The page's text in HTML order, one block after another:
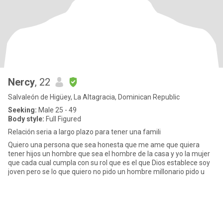
Nercy, 22
Salvaleón de Higüey, La Altagracia, Dominican Republic
Seeking: Male 25 - 49
Body style: Full Figured
Relación seria a largo plazo para tener una famili
Quiero una persona que sea honesta que me ame que quiera
tener hijos un hombre que sea el hombre de la casa y yo la mujer
que cada cual cumpla con su rol que es el que Dios establece soy
joven pero se lo que quiero no pido un hombre millonario pido u